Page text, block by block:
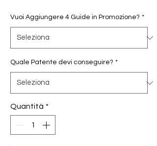
Vuoi Aggiungere 4 Guide in Promozione? *
Quale Patente devi conseguire? *
Quantità *